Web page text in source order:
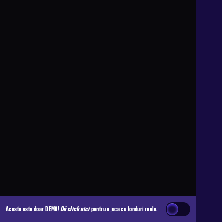
Acesta este doar DEMO!Dă click aicipentru a juca cu fonduri reale.